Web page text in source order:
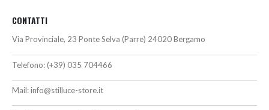
CONTATTI
Via Provinciale, 23 Ponte Selva (Parre) 24020 Bergamo
Telefono: (+39) 035 704466
Mail:info@stilluce-store.it